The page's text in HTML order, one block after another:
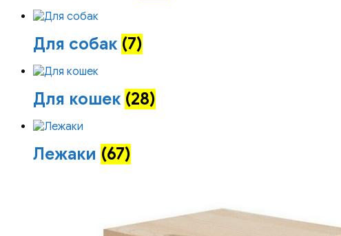
Для собак (7)
Для кошек (28)
Лежаки (67)